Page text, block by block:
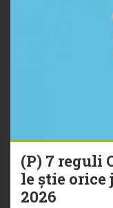
(P) 7 reguli
le știe orice
2026